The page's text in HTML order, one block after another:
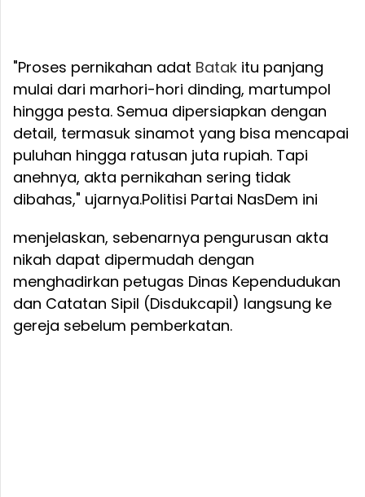
"Proses pernikahan adat Batak itu panjang
mulai dari marhori-hori dinding, martumpol
hingga pesta. Semua dipersiapkan dengan
detail, termasuk sinamot yang bisa mencapai
puluhan hingga ratusan juta rupiah. Tapi
anehnya, akta pernikahan sering tidak
dibahas," ujarnya.Politisi Partai NasDem ini
menjelaskan, sebenarnya pengurusan akta
nikah dapat dipermudah dengan
menghadirkan petugas Dinas Kependudukan
dan Catatan Sipil (Disdukcapil) langsung ke
gereja sebelum pemberkatan.